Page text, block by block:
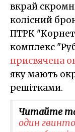
вкрай
колісний
ПТРК
комплекс
присвячена
яку мають
решітками.
Читайте
один